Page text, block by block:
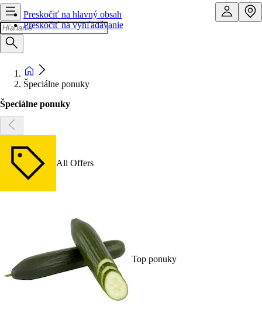
Preskočiť na hlavný obsah
Preskočiť na vyhľadávanie
Špeciálne ponuky
Špeciálne ponuky
All Offers
Top ponuky